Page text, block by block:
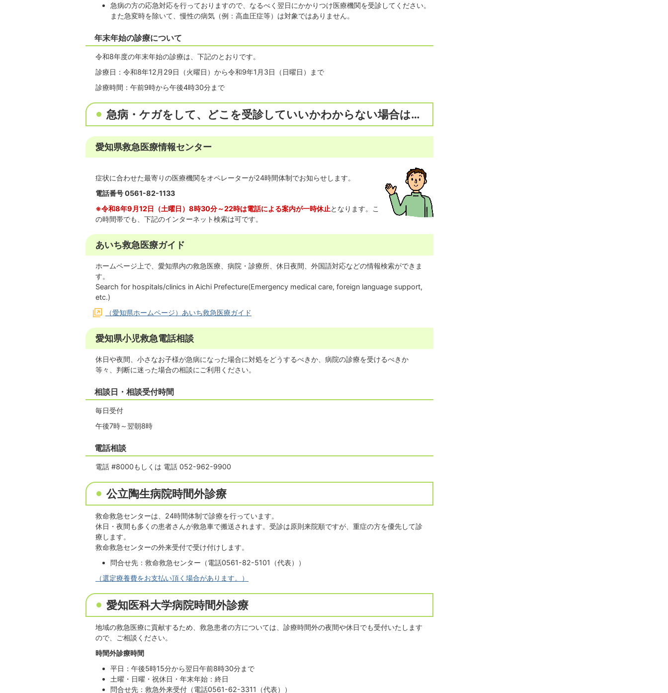
急病の方の応急対応を行っておりますので、なるべく翌日にかかりつけ医療機関を受診してください。
また急変時を除いて、慢性の病気（例：高血圧症等）は対象ではありません。
年末年始の診療について
令和8年度の年末年始の診療は、下記のとおりです。
診療日：令和8年12月29日（火曜日）から令和9年1月3日（日曜日）まで
診療時間：午前9時から午後4時30分まで
急病・ケガをして、どこを受診していいかわからない場合は…
愛知県救急医療情報センター
症状に合わせた最寄りの医療機関をオペレーターが24時間体制でお知らせします。
電話番号 0561-82-1133
※令和8年9月12日（土曜日）8時30分～22時は電話による案内が一時休止となります。こ
の時間帯でも、下記のインターネット検索は可です。
あいち救急医療ガイド
ホームページ上で、愛知県内の救急医療、病院・診療所、休日夜間、外国語対応などの情報検索ができま
す。
Search for hospitals/clinics in Aichi Prefecture(Emergency medical care, foreign language support,
etc.)
（愛知県ホームページ）あいち救急医療ガイド
愛知県小児救急電話相談
休日や夜間、小さなお子様が急病になった場合に対処をどうするべきか、病院の診療を受けるべきか
等々、判断に迷った場合の相談にご利用ください。
相談日・相談受付時間
毎日受付
午後7時～翌朝8時
電話相談
電話 #8000もしくは 電話 052-962-9900
公立陶生病院時間外診療
救命救急センターは、24時間体制で診療を行っています。
休日・夜間も多くの患者さんが救急車で搬送されます。受診は原則来院順ですが、重症の方を優先して診
療します。
救命救急センターの外来受付で受け付けします。
問合せ先：救命救急センター（電話0561-82-5101（代表））
（選定療養費をお支払い頂く場合があります。）
愛知医科大学病院時間外診療
地域の救急医療に貢献するため、救急患者の方については、診療時間外の夜間や休日でも受付いたします
ので、ご相談ください。
時間外診療時間
平日：午後5時15分から翌日午前8時30分まで
土曜・日曜・祝休日・年末年始：終日
問合せ先：救急外来受付（電話0561-62-3311（代表））